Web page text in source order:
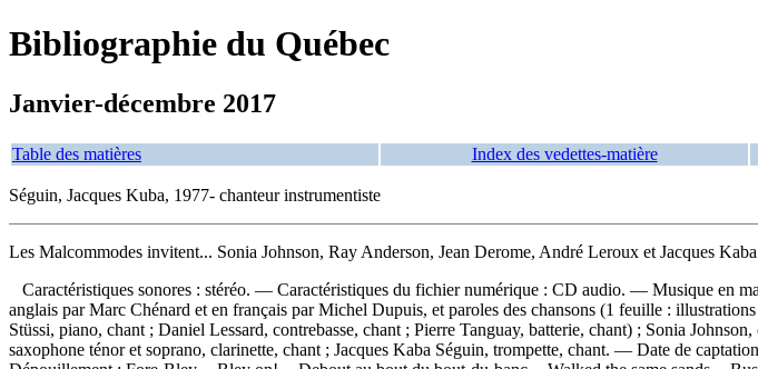
Bibliographie du Québec
Janvier-décembre 2017
Table des matières Index des vedettes-matière
Séguin, Jacques Kuba, 1977- chanteur instrumentiste
Les Malcommodes invitent... Sonia Johnson, Ray Anderson, Jean Derome, André Leroux et Jacques
Caractéristiques sonores : stéréo. — Caractéristiques du fichier numérique : CD audio. — Musique en
anglais par Marc Chénard et en français par Michel Dupuis, et paroles des chansons (1 feuille :
Stüssi, piano, chant ; Daniel Lessard, contrebasse, chant ; Pierre Tanguay, batterie, chant) ; Sonia
saxophone ténor et soprano, clarinette, chant ; Jacques Kaba Séguin, trompette, chant. — Date de